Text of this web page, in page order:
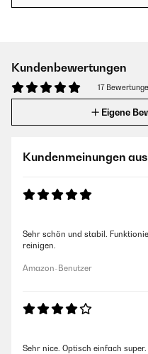
Kundenbewertungen
17
Eigene
Kundenmeinungen
Sehr schön und stabil.
reinigen.
Amazon-Benutzer
Sehr nice. Optisch einfach